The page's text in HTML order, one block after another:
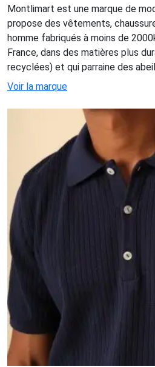
Montlimart est une marque de
propose des vêtements,
homme fabriqués à moins de
France, dans des matières plus
recyclées) et qui parraine des
Voir la marque